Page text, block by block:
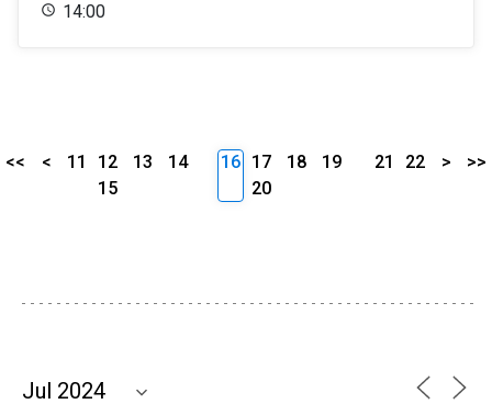
14:00
<< < 11 12 13
14
15
16 17 18
19
20
21 22 > >>